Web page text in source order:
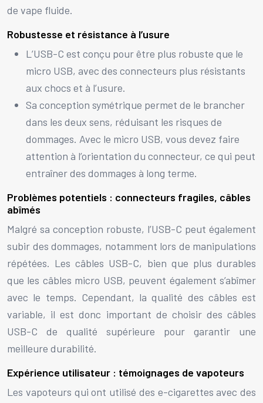
de vape fluide.
Robustesse et résistance à l’usure
L’USB-C est conçu pour être plus robuste que le
micro USB, avec des connecteurs plus résistants
aux chocs et à l’usure.
Sa conception symétrique permet de le brancher
dans les deux sens, réduisant les risques de
dommages. Avec le micro USB, vous devez faire
attention à l’orientation du connecteur, ce qui peut
entraîner des dommages à long terme.
Problèmes potentiels : connecteurs fragiles, câbles
abîmés
Malgré sa conception robuste, l’USB-C peut également
subir des dommages, notamment lors de manipulations
répétées. Les câbles USB-C, bien que plus durables
que les câbles micro USB, peuvent également s’abîmer
avec le temps. Cependant, la qualité des câbles est
variable, il est donc important de choisir des câbles
USB-C de qualité supérieure pour garantir une
meilleure durabilité.
Expérience utilisateur : témoignages de vapoteurs
Les vapoteurs qui ont utilisé des e-cigarettes avec des